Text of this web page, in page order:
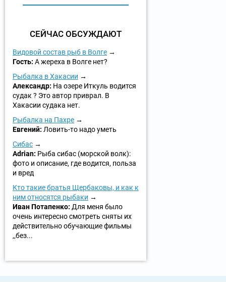
СЕЙЧАС ОБСУЖДАЮТ
Видовой состав рыб в Волге
Гость: А жереха в Волге нет?
Рыбалка в Хакасии
Александр: На озере Иткуль водится
судак ? Это автор приврал. В
Хакасии судака нет.
Рыбалка на Пахре
Евгений: Ловить-то надо уметь
Сибас
Adrian: Рыба сибас (морской волк):
фото и описание, где водится, польза
и вред
Кто такие братья Щербаковы, и как к
ним относятся рыбаки
Иван Потапенко: Для меня было
очень интересно смотреть сняты их
действительно обучающие фильмы
,,без...